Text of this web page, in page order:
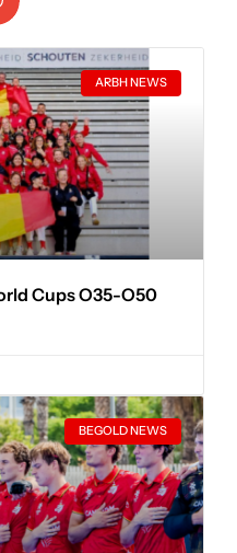
ARBH NEWS
Cups O35-O50
BEGOLD NEWS